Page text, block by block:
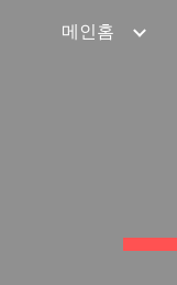
메인홈